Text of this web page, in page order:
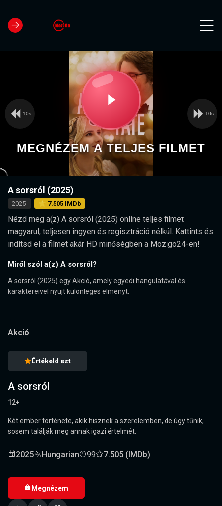
loading.
Play
Video
10s 10s
MEGNÉZEM A TELJES FILMET
A sorsról (2025)
2025 ⭐ 7.505 IMDb
Nézd meg a(z) A sorsról (2025) online teljes filmet
magyarul, teljesen ingyen és regisztráció nélkül. Kattints és
indítsd el a filmet akár HD minőségben a Mozigo24-en!
Miről szól a(z) A sorsról?
A sorsról (2025) egy Akció, amely egyedi hangulatával és
karaktereivel nyújt különleges élményt.
Akció
Értékeld ezt
A sorsról
12+
Két ember története, akik hisznek a szerelemben, de úgy tűnik,
sosem találják meg annak igazi értelmét.
2025 Hungarian 99 7.505 (IMDb)
Megnézem